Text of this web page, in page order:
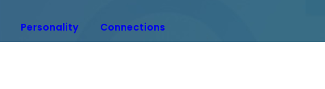
Personality Connections